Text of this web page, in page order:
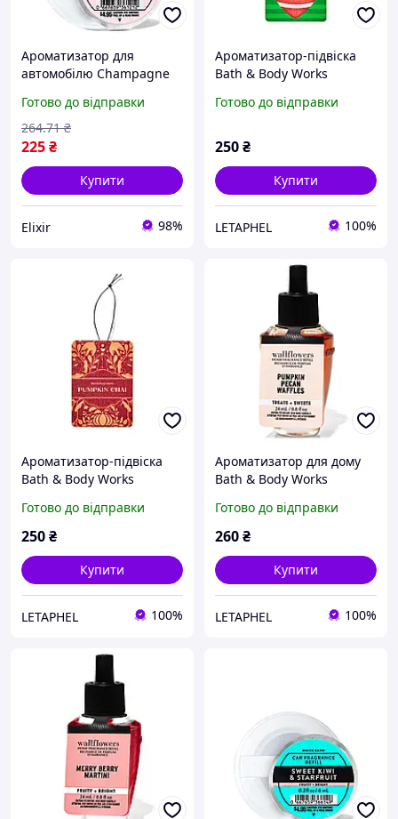
Ароматизатор для
автомобілю Champagne
Готово до відправки
225₴
264.71 ₴
Купити
Elixir 98%
Ароматизатор-підвіска
Bath & Body Works
Fragrance Diffuser)
Готово до відправки
250₴
Купити
LETAPHEL 100%
Ароматизатор-підвіска
Bath & Body Works
Fragrance Diffuser)
Готово до відправки
250₴
Купити
LETAPHEL 100%
Ароматизатор для дому
Bath & Body Works
Wallflowers Fragrance
Refill / 24 мл
Готово до відправки
260₴
Купити
LETAPHEL 100%